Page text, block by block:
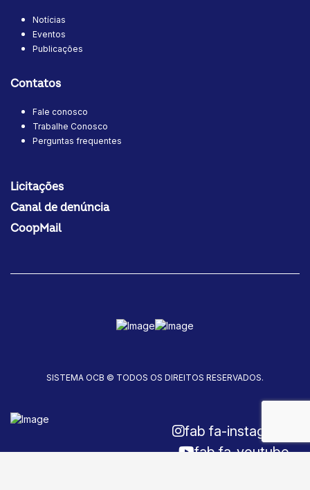
Notícias
Eventos
Publicações
Contatos
Fale conosco
Trabalhe Conosco
Perguntas frequentes
Licitações
Canal de denúncia
CoopMail
SISTEMA OCB © TODOS OS DIREITOS RESERVADOS.
fab fa-instagram
fab fa-youtube